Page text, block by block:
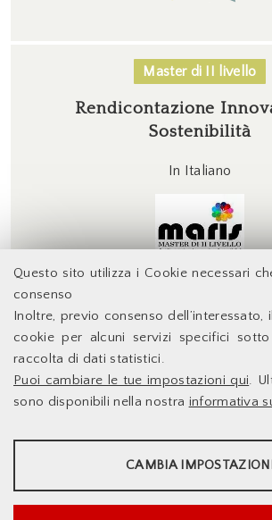
Questo sito utilizza i Cookie necessari
consenso
Inoltre, previo consenso
cookie per alcuni servizi specifici
raccolta di dati statistici.
Puoi cambiare le tue impostazioni qui.
sono disponibili nella nostra informativa
STATISTICHE
CAMBIA
Master di II livello
Rendicontazione
Sostenibilità
In Italiano
Facoltà di Economia - Università
Accessibilità
Dove Siamo
Docenti
Roma
Via